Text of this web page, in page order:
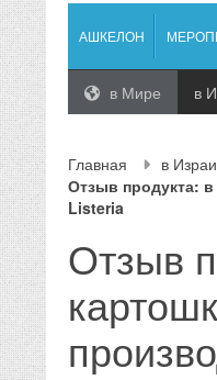
АШКЕЛОН
в Мире в
Главная
в
Отзыв продукта: в
Listeria
Отзыв